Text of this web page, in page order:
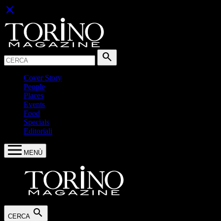
close
search
Cover Story
People
Places
Events
Food
Specials
Editoriali
MENÙ
CERCA search